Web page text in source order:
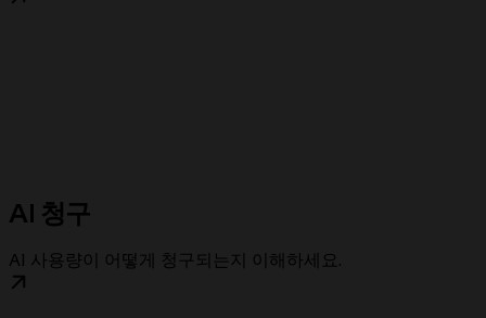
AI 청구
AI 사용량이 어떻게 청구되는지 이해하세요.